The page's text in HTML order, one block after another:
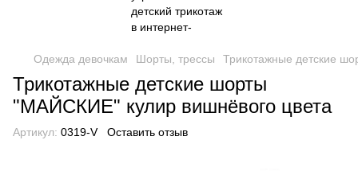
Одежда девочкам Шорты, трессы Трикотажные детские
Трикотажные детские шорты
"МАЙСКИЕ" кулир вишнёвого цвета
Артикул: 0319-V Оставить отзыв